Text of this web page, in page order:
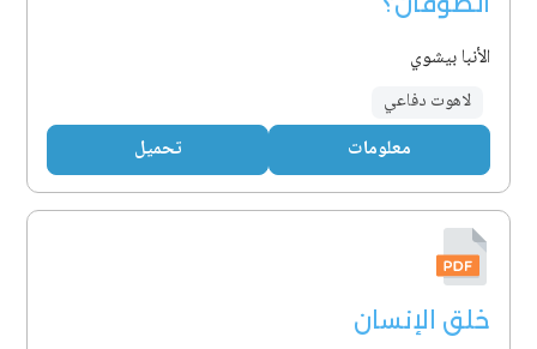
الأنبا بيشوي
لاهوت دفاعي
معلومات تحميل
خلق الإنسان